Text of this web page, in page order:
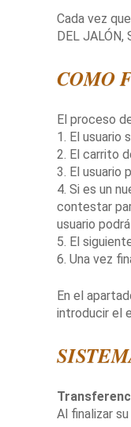
Cada vez
DEL
COMO
El proceso
1. El usuario
2. El carrito
3. El usuario
4. Si es un
contestar
usuario
5. El
6. Una vez
En el
introducir el
Al finalizar